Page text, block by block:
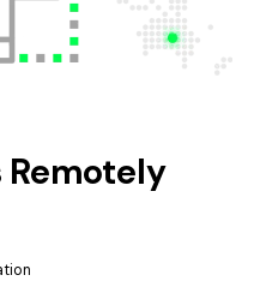
Remotely